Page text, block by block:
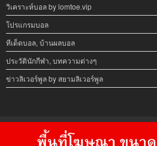
วิเคราะห์บอล by lomtoe.vip
โปรแกรมบอล
ทีเด็ดบอล, บ้านผลบอล
ประวัตินักกีฬา, บทความต่างๆ
ข่าวลิเวอร์พูล by สยามลิเวอร์พูล
Copyright © 2008 https://